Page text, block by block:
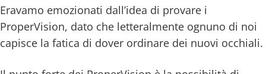
Eravamo emozionati dall’idea di provare i
ProperVision, dato che letteralmente ognuno di noi
capisce la fatica di dover ordinare dei nuovi occhiali.